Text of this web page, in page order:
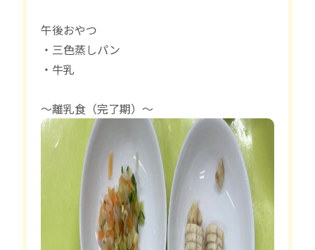
午後おやつ
・三色蒸しパン
・牛乳
〜離乳食（完了期）〜